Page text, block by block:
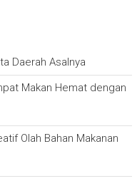
Daerah Asalnya
Makan Hemat dengan
Olah Bahan Makanan